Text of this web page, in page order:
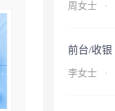
周女士 ·
前台/收银
李女士 ·